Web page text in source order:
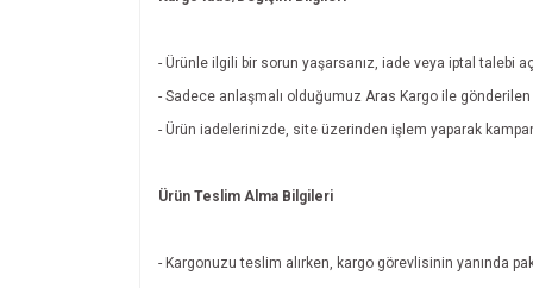
- Ürünle ilgili bir sorun yaşarsanız, iade veya iptal talebi
- Sadece anlaşmalı olduğumuz Aras Kargo ile
- Ürün iadelerinizde, site üzerinden işlem yaparak
Ürün Teslim Alma Bilgileri
- Kargonuzu teslim alırken, kargo görevlisinin yanında